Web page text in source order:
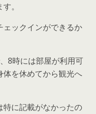
。
ックインができるか
8時には部屋が利用可
を休めてから観光へ
に記載がなかったの